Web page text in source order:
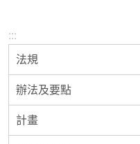
:::
法規
辦法及要點
計畫